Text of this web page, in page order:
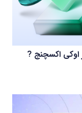
اوکی اکسچنج ?